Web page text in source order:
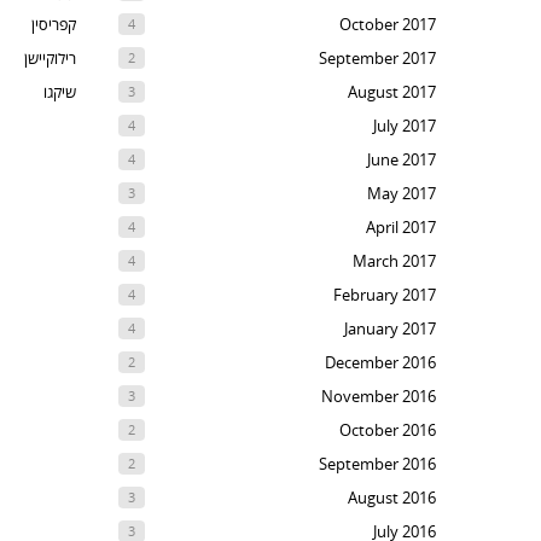
קפריסין
רילוקיישן
שיקגו
October 2017
4
September 2017
2
August 2017
3
July 2017
4
June 2017
4
May 2017
3
April 2017
4
March 2017
4
February 2017
4
January 2017
4
December 2016
2
November 2016
3
October 2016
2
September 2016
2
August 2016
3
July 2016
3